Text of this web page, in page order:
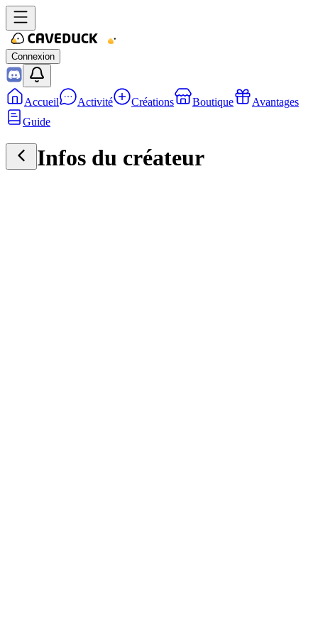
Connexion
Accueil Activité Créations Boutique
Avantages
Guide
Infos du créateur